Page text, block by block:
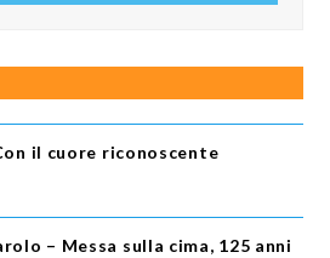
il cuore riconoscente
– Messa sulla cima, 125 anni